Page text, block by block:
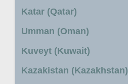
Katar (Qatar)
Umman (Oman)
Kuveyt (Kuwait)
Kazakistan (Kazakhstan)